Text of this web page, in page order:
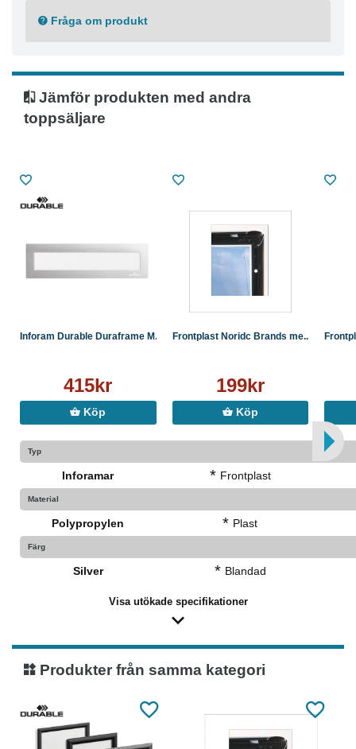
Fråga om produkt
Jämför produkten med andra
toppsäljare
Inforam Durable Duraframe M...
415kr
Köp
Frontplast Noridc Brands me...
199kr
Köp
Typ
Inforamar * Frontplast
Material
Polypropylen * Plast
Färg
Silver * Blandad
Visa utökade specifikationer
Produkter från samma kategori